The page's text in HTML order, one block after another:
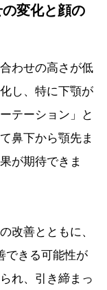
変化と顔の
わせの高さが低
し、特に下顎が
テーション」と
鼻下から顎先ま
が期待できま
改善とともに、
できる可能性が
れ、引き締まっ